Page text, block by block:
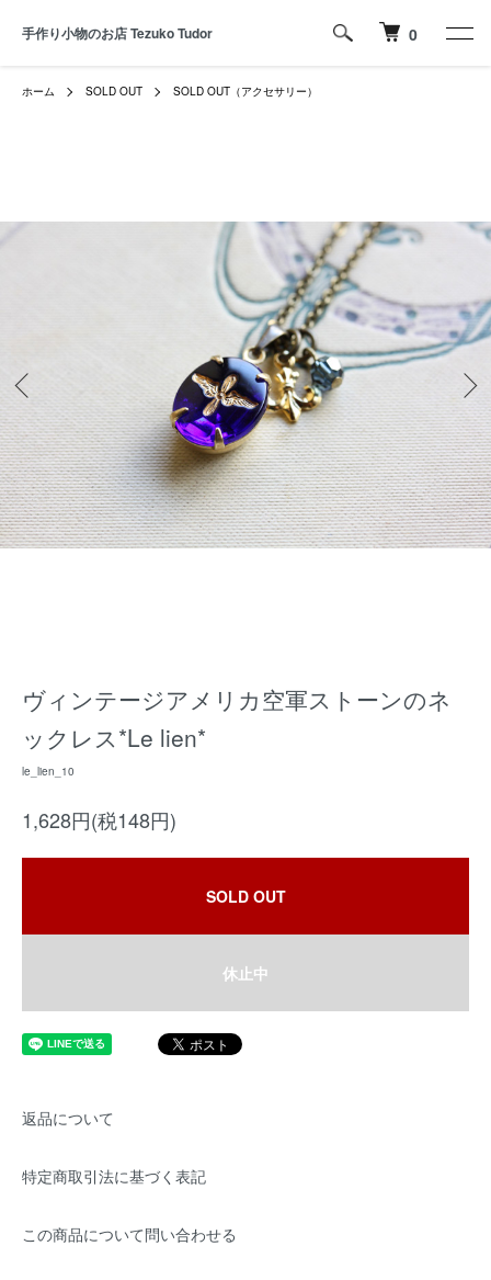
手作り小物のお店 Tezuko Tudor 0
ホーム SOLD OUT SOLD OUT（アクセサリー）
ヴィンテージアメリカ空軍ストーンのネ
ックレス*Le lien*
le_lien_10
1,628円(税148円)
SOLD OUT
休止中
返品について
特定商取引法に基づく表記
この商品について問い合わせる